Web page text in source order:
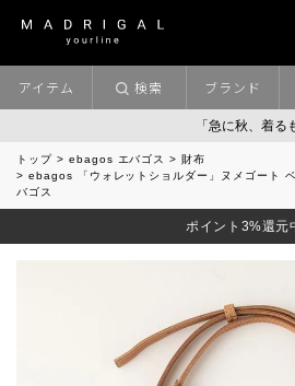
「急に秋、着るものがな
アイテム 検索 ブランド
トップ ebagos エバゴス
財布
ebagos 「ウォレットショルダー」ヌメゴート
バゴス
ポイント3%還元